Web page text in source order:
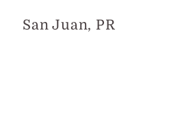
San Juan, PR